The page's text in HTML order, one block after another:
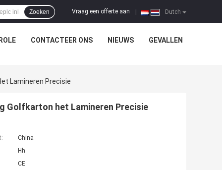
Dutch
Vraag een offerte aan
Zoeken
CONTACTEER ONS NIEUWS GEVALLEN
Lamineren Precisie
Golfkarton het Lamineren Precisie
China
Hh
CE